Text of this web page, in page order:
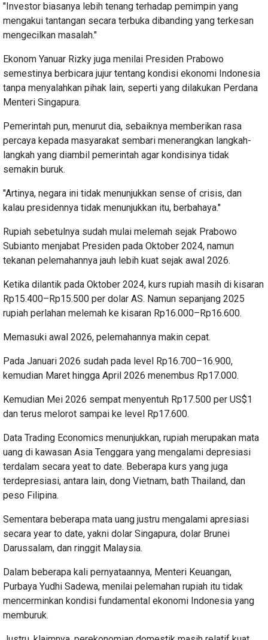
"Investor biasanya lebih tenang terhadap pemimpin yang
mengakui tantangan secara terbuka dibanding yang terkesan
mengecilkan masalah."
Ekonom Yanuar Rizky juga menilai Presiden Prabowo
semestinya berbicara jujur tentang kondisi ekonomi Indonesia
tanpa menyalahkan pihak lain, seperti yang dilakukan Perdana
Menteri Singapura.
Pemerintah pun, menurut dia, sebaiknya memberikan rasa
percaya kepada masyarakat sembari menerangkan langkah-
langkah yang diambil pemerintah agar kondisinya tidak
semakin buruk.
"Artinya, negara ini tidak menunjukkan sense of crisis, dan
kalau presidennya tidak menunjukkan itu, berbahaya."
Rupiah sebetulnya sudah mulai melemah sejak Prabowo
Subianto menjabat Presiden pada Oktober 2024, namun
tekanan pelemahannya jauh lebih kuat sejak awal 2026.
Ketika dilantik pada Oktober 2024, kurs rupiah masih di kisaran
Rp15.400–Rp15.500 per dolar AS. Namun sepanjang 2025
rupiah perlahan melemah ke kisaran Rp16.000–Rp16.600.
Memasuki awal 2026, pelemahannya makin cepat.
Pada Januari 2026 sudah pada level Rp16.700–16.900,
kemudian Maret hingga April 2026 menembus Rp17.000.
Kemudian Mei 2026 sempat menyentuh Rp17.500 per US$1
dan terus melorot sampai ke level Rp17.600.
Data Trading Economics menunjukkan, rupiah merupakan mata
uang di kawasan Asia Tenggara yang mengalami depresiasi
terdalam secara yeat to date. Beberapa kurs yang juga
terdepresiasi, antara lain, dong Vietnam, bath Thailand, dan
peso Filipina.
Sementara beberapa mata uang justru mengalami apresiasi
secara year to date, yakni dolar Singapura, dolar Brunei
Darussalam, dan ringgit Malaysia.
Dalam beberapa kali pernyataannya, Menteri Keuangan,
Purbaya Yudhi Sadewa, menilai pelemahan rupiah itu tidak
mencerminkan kondisi fundamental ekonomi Indonesia yang
memburuk.